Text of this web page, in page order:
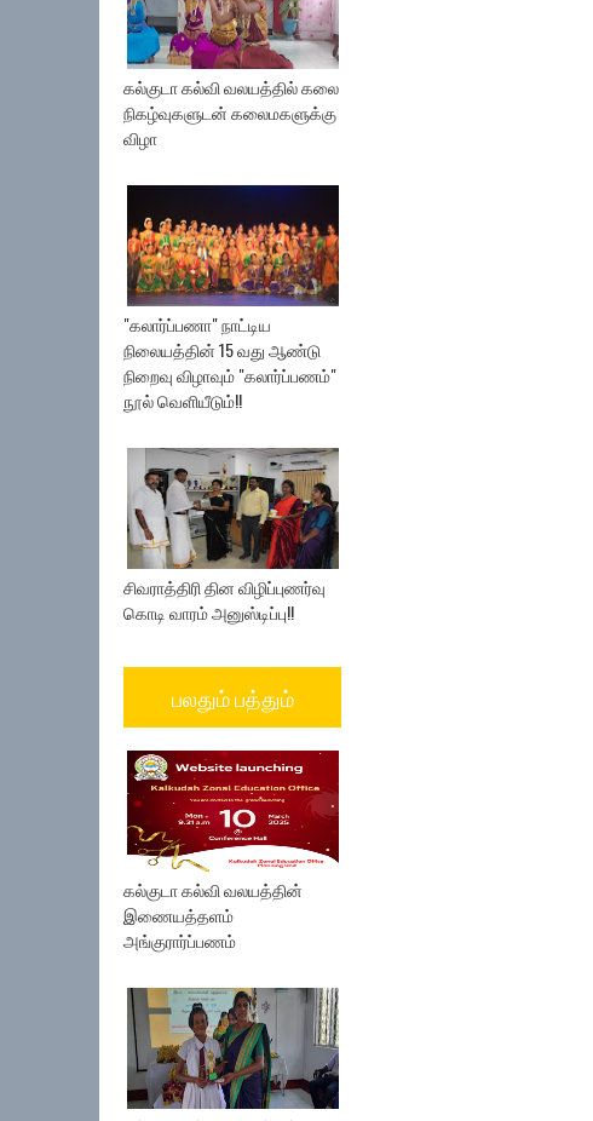
கல்குடா கல்வி வலயத்தில் கலை
நிகழ்வுகளுடன் கலைமகளுக்கு
விழா
"கலார்ப்பணா" நாட்டிய
நிலையத்தின் 15 வது ஆண்டு
நிறைவு விழாவும் "கலார்ப்பணம்"
நூல் வெளியீடும்!!
சிவராத்திரி தின விழிப்புணர்வு
கொடி வாரம் அனுஸ்டிப்பு!!
பலதும் பத்தும்
கல்குடா கல்வி வலயத்தின்
இணையத்தளம்
அங்குரார்ப்பணம்